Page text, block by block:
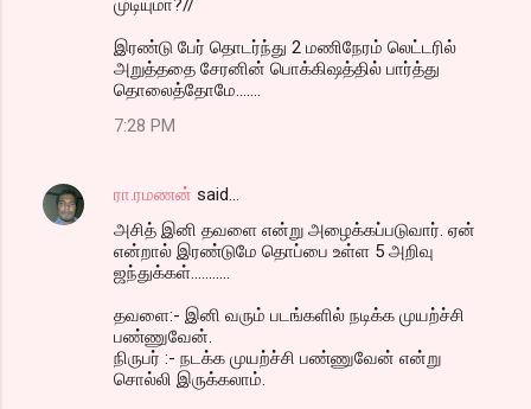
முடியுமா?//
இரண்டு பேர் தொடர்ந்து 2 மணிநேரம் லெட்டரில்
அறுத்ததை சேரனின் பொக்கிஷத்தில் பார்த்து
தொலைத்தோமே.......
7:28 PM
ரா.ரமணன் said…
அசித் இனி தவளை என்று அழைக்கப்படுவார். ஏன்
என்றால் இரண்டுமே தொப்பை உள்ள 5 அறிவு
ஜந்துக்கள்...........
தவளை:- இனி வரும் படங்களில் நடிக்க முயற்ச்சி
பண்ணுவேன்.
நிருபர் :- நடக்க முயற்ச்சி பண்ணுவேன் என்று
சொல்லி இருக்கலாம்.